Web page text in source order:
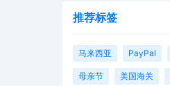
推荐标签
马来西亚 PayPal
母亲节 美国海关